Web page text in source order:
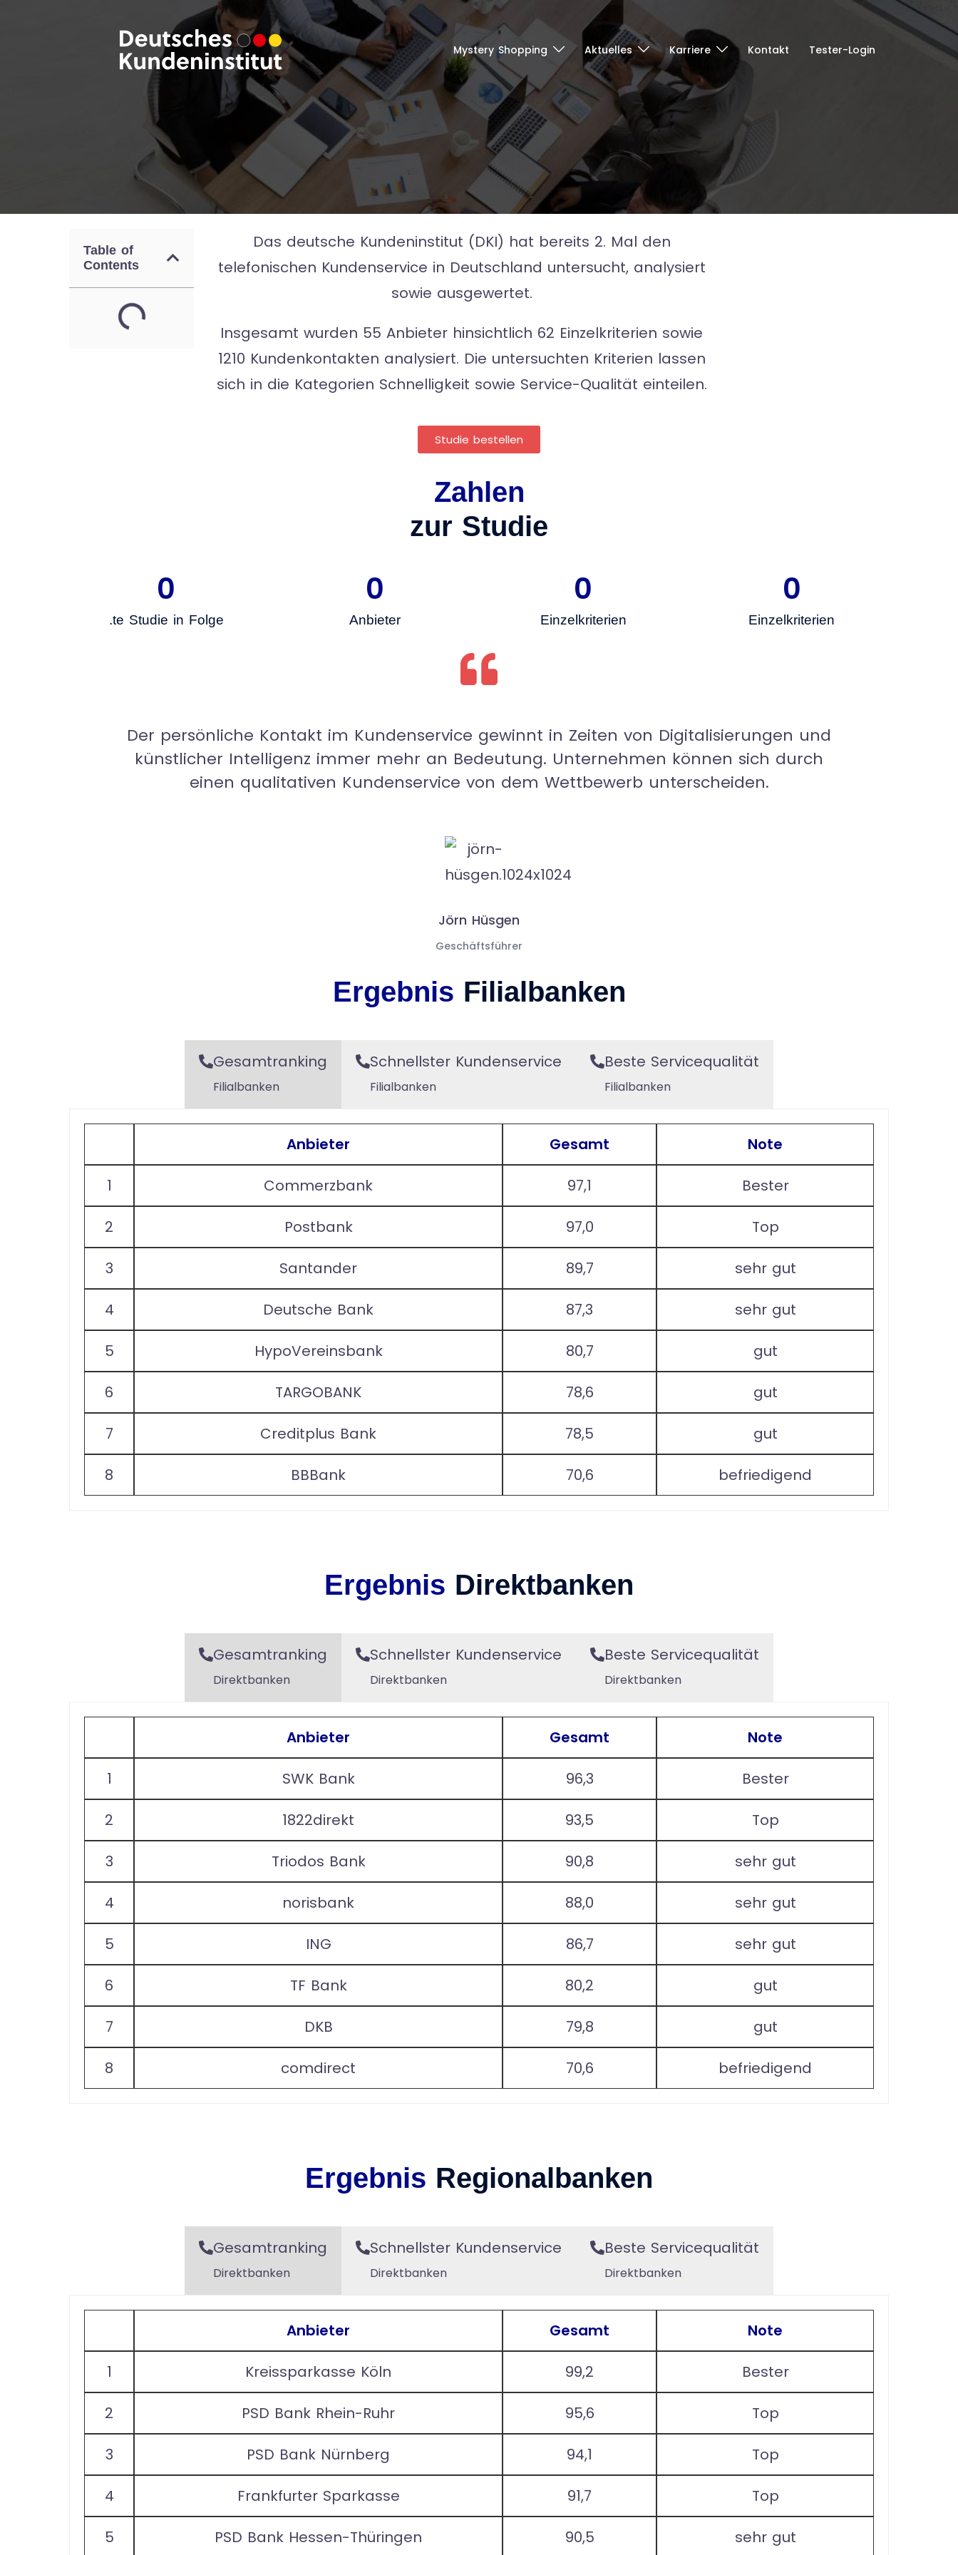
Mystery Shopping Aktuelles Karriere Kontakt Tester-Login
Table of
Contents
Das deutsche Kundeninstitut (DKI) hat bereits 2. Mal den
telefonischen Kundenservice in Deutschland untersucht, analysiert
sowie ausgewertet.
Insgesamt wurden 55 Anbieter hinsichtlich 62 Einzelkriterien sowie
1210 Kundenkontakten analysiert. Die untersuchten Kriterien lassen
sich in die Kategorien Schnelligkeit sowie Service-Qualität einteilen.
Studie bestellen
Zahlen
zur Studie
.te Studie in Folge
0
Anbieter
0
Einzelkriterien
0
Einzelkriterien
0
Der persönliche Kontakt im Kundenservice gewinnt in Zeiten von Digitalisierungen und
künstlicher Intelligenz immer mehr an Bedeutung. Unternehmen können sich durch
einen qualitativen Kundenservice von dem Wettbewerb unterscheiden.
Jörn Hüsgen
Geschäftsführer
Ergebnis Filialbanken
Gesamtranking
Filialbanken
Schnellster Kundenservice
Filialbanken
Beste Servicequalität
Filialbanken
Anbieter Gesamt Note
1 Commerzbank 97,1 Bester
2 Postbank 97,0 Top
3 Santander 89,7 sehr gut
4 Deutsche Bank 87,3 sehr gut
5 HypoVereinsbank 80,7 gut
6 TARGOBANK 78,6 gut
7 Creditplus Bank 78,5 gut
8 BBBank 70,6 befriedigend
Ergebnis Direktbanken
Gesamtranking
Direktbanken
Schnellster Kundenservice
Direktbanken
Beste Servicequalität
Direktbanken
Anbieter Gesamt Note
1 SWK Bank 96,3 Bester
2 1822direkt 93,5 Top
3 Triodos Bank 90,8 sehr gut
4 norisbank 88,0 sehr gut
5 ING 86,7 sehr gut
6 TF Bank 80,2 gut
7 DKB 79,8 gut
8 comdirect 70,6 befriedigend
Ergebnis Regionalbanken
Gesamtranking
Direktbanken
Schnellster Kundenservice
Direktbanken
Beste Servicequalität
Direktbanken
Anbieter Gesamt Note
1 Kreissparkasse Köln 99,2 Bester
2 PSD Bank Rhein-Ruhr 95,6 Top
3 PSD Bank Nürnberg 94,1 Top
4 Frankfurter Sparkasse 91,7 Top
5 PSD Bank Hessen-Thüringen 90,5 sehr gut